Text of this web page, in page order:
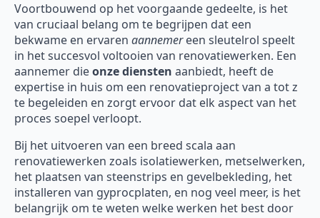
Voortbouwend op het voorgaande gedeelte, is het
van cruciaal belang om te begrijpen dat een
bekwame en ervaren aannemereen sleutelrol speelt
in het succesvol voltooien van renovatiewerken. Een
aannemer dieonze diensten aanbiedt, heeft de
expertise in huis om een renovatieproject van a tot z
te begeleiden en zorgt ervoor dat elk aspect van het
proces soepel verloopt.
Bij het uitvoeren van een breed scala aan
renovatiewerken zoals isolatiewerken, metselwerken,
het plaatsen van steenstrips en gevelbekleding, het
installeren van gyprocplaten, en nog veel meer, is het
belangrijk om te weten welke werken het best door